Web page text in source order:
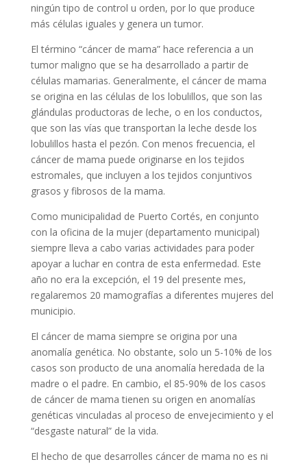
ningún tipo de control u orden, por lo que produce
más células iguales y genera un tumor.
El término “cáncer de mama” hace referencia a un
tumor maligno que se ha desarrollado a partir de
células mamarias. Generalmente, el cáncer de mama
se origina en las células de los lobulillos, que son las
glándulas productoras de leche, o en los conductos,
que son las vías que transportan la leche desde los
lobulillos hasta el pezón. Con menos frecuencia, el
cáncer de mama puede originarse en los tejidos
estromales, que incluyen a los tejidos conjuntivos
grasos y fibrosos de la mama.
Como municipalidad de Puerto Cortés, en conjunto
con la oficina de la mujer (departamento municipal)
siempre lleva a cabo varias actividades para poder
apoyar a luchar en contra de esta enfermedad. Este
año no era la excepción, el 19 del presente mes,
regalaremos 20 mamografías a diferentes mujeres del
municipio.
El cáncer de mama siempre se origina por una
anomalía genética. No obstante, solo un 5-10% de los
casos son producto de una anomalía heredada de la
madre o el padre. En cambio, el 85-90% de los casos
de cáncer de mama tienen su origen en anomalías
genéticas vinculadas al proceso de envejecimiento y el
“desgaste natural” de la vida.
El hecho de que desarrolles cáncer de mama no es ni